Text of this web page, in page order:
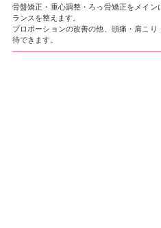
骨盤矯正・重心調整・ろっ骨矯正をメイ
ランスを整えます。
プロポーションの改善の他、頭痛・肩こ
待できます。